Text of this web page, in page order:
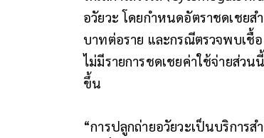
อวัยวะ โดยกำหนดอัตราชดเชย
บาทต่อราย และกรณีตรวจพบเชื้
ไม่มีรายการชดเชยค่าใช้จ่ายส่ว
ขึ้น
“การปลูกถ่ายอวัยวะเป็นบริการ